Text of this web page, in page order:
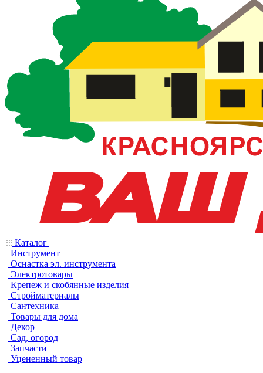
Каталог
Инструмент
Оснастка эл. инструмента
Электротовары
Крепеж и скобянные изделия
Стройматериалы
Сантехника
Товары для дома
Декор
Сад, огород
Запчасти
Уцененный товар